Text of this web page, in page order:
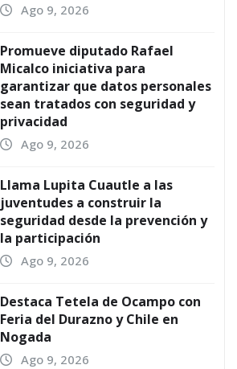
Ago 9, 2026
Promueve diputado Rafael
Micalco iniciativa para
garantizar que datos personales
sean tratados con seguridad y
privacidad
Ago 9, 2026
Llama Lupita Cuautle a las
juventudes a construir la
seguridad desde la prevención y
la participación
Ago 9, 2026
Destaca Tetela de Ocampo con
Feria del Durazno y Chile en
Nogada
Ago 9, 2026